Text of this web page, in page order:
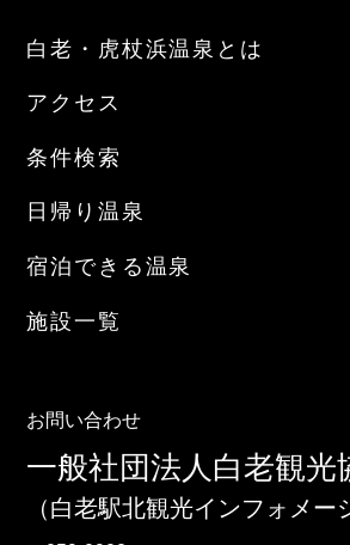
白老・虎杖浜温泉とは
アクセス
条件検索
日帰り温泉
宿泊できる温泉
施設一覧
お問い合わせ
一般社団法人白老観光
（白老駅北観光インフォメ